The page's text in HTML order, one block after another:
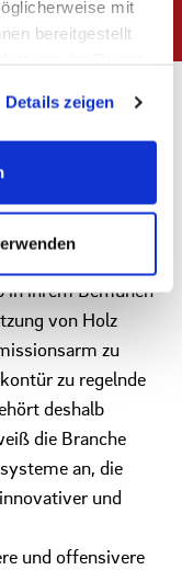
mit
bereitgestellt
nutzen.
Details zeigen
vermehrt und
Opfer des
„Retter“.
gerade wir
entwickelten
dieser knappen
in ihrem Bemühen
von Holz
zu
zu regelnde
deshalb
die Branche
an, die
und
und offensivere